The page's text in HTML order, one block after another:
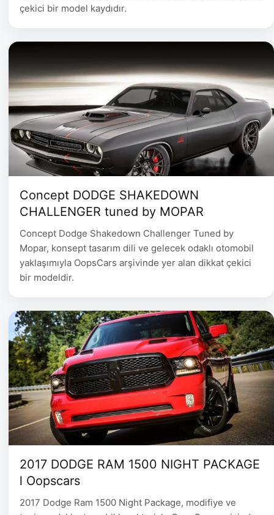
çekici bir model kaydıdır.
Concept DODGE SHAKEDOWN
CHALLENGER tuned by MOPAR
Concept Dodge Shakedown Challenger Tuned by
Mopar, konsept tasarım dili ve gelecek odaklı otomobil
yaklaşımıyla OopsCars arşivinde yer alan dikkat çekici
bir modeldir.
2017 DODGE RAM 1500 NIGHT PACKAGE
l Oopscars
2017 Dodge Ram 1500 Night Package, modifiye ve